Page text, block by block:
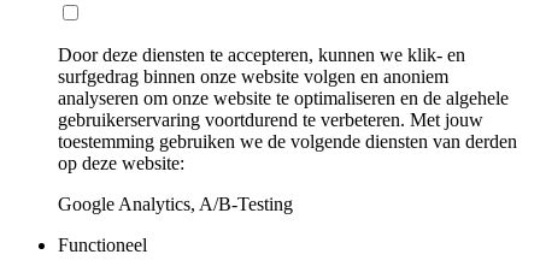
Door deze diensten te accepteren, kunnen we klik- en
surfgedrag binnen onze website volgen en anoniem
analyseren om onze website te optimaliseren en de algehele
gebruikerservaring voortdurend te verbeteren. Met jouw
toestemming gebruiken we de volgende diensten van derden
op deze website:
Google Analytics, A/B-Testing
Functioneel